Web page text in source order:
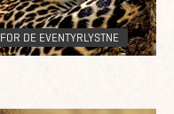
FOR DE EVENTYRLYSTNE